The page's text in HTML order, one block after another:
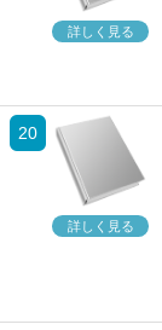
詳しく見る
20
詳しく見る